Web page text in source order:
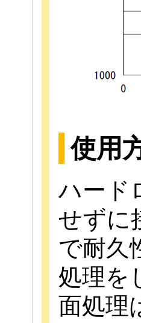
使用
ハード
せずに
で耐久
処理を
面処理